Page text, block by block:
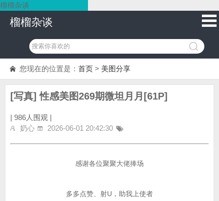
榴榴杂谈
榴榴杂谈
您现在的位置是： 首页 > 美图分享
[写真] 性感美图269期微坦月月[61P]
| 986人围观 |
奶心
2026-06-01 20:42:30
感谢各位聚聚大佬捧场
多多点赞、射U，助我上使者